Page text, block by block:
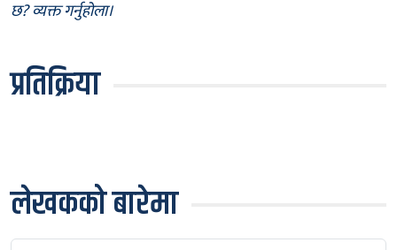
छ? व्यक्त गर्नुहोला।
प्रतिक्रिया
लेखकको बारेमा